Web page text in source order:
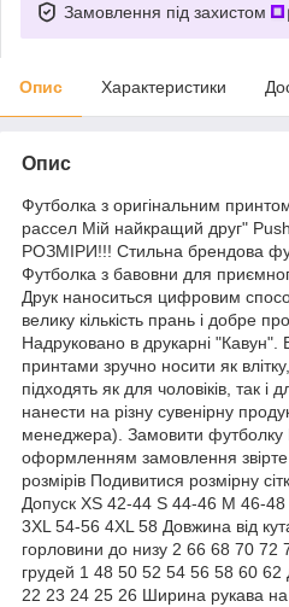
Замовлення під захистом
Опис Характеристики
Опис
Футболка з оригінальним
рассел Мій найкращий друг"
РОЗМІРИ!!! Стильна брендова
Футболка з бавовни для
Друк наноситься цифровим
велику кількість прань і добре
Надруковано в друкарні "Кавун".
принтами зручно носити як
підходять як для чоловіків, так
нанести на різну сувенірну
менеджера). Замовити футболку
оформленням замовлення
розмірів Подивитися розмірну
Допуск XS 42-44 S 44-46 M 46-
3XL 54-56 4XL 58 Довжина від
горловини до низу 2 66 68 70 72
грудей 1 48 50 52 54 56 58 60
22 23 24 25 26 Ширина рукава